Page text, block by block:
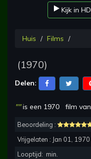
Kijk in HD
Huis Films
(1970)
Delen:
""is een 1970 film van
Beoordeling :
Vrijgelaten : Jan 01, 1970
Looptijd: min.